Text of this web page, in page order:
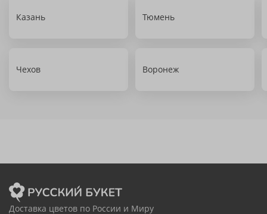
Казань Тюмень
Чехов Воронеж
Доставка цветов по России и Миру